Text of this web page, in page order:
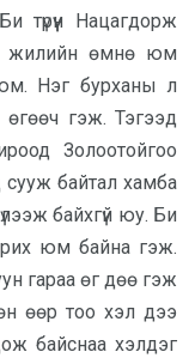
Нацагдорж
жилийн өмнө юм
Нэг бурханы л
гэж. Тэгээд
Золоотойгоо
байтал хамба
байхгүй юу. Би
юм байна гэж.
гараа өг дөө гэж
өөр тоо хэл дээ
байснаа хэлдэг